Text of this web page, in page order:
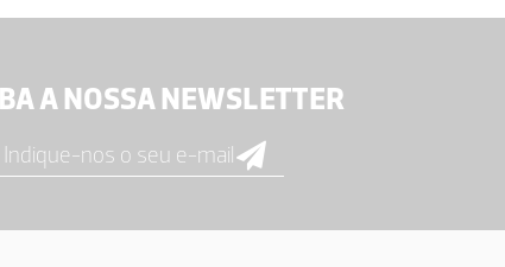
A NOSSA NEWSLETTER